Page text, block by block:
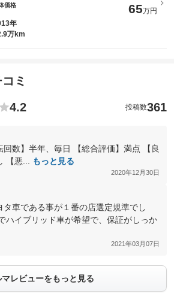
価格
65万円
年
万km
ミ
4.2 投稿数361
回数】半年、毎日 【総合評価】満点 【良
【悪...
もっと見る
2020年12月30日
タ車である事が１番の店選定規準でし
ハイブリッド車が希望で、保証がしっか
2021年03月07日
マレビューをもっと見る